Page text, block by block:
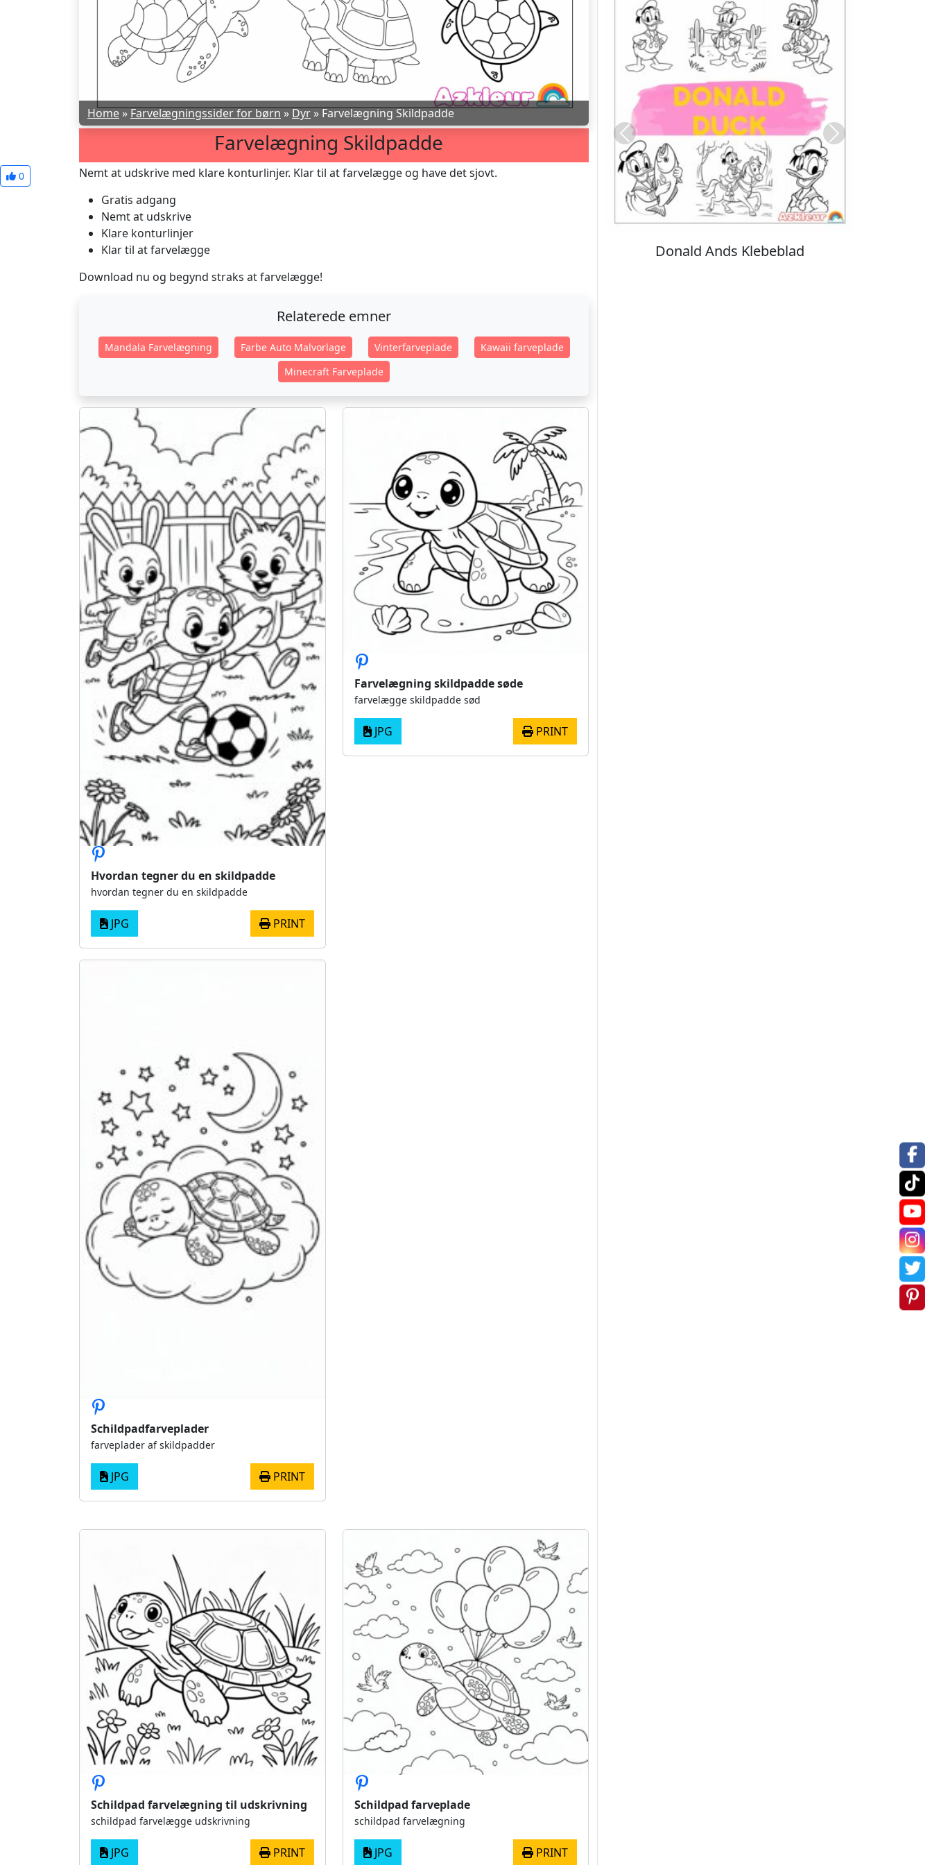
Home»Farvelægningssider for børn»Dyr»Farvelægning Skildpadde
Farvelægning Skildpadde
0
Nemt at udskrive med klare konturlinjer. Klar til at farvelægge og have det sjovt.
Gratis adgang
Nemt at udskrive
Klare konturlinjer
Klar til at farvelægge
Download nu og begynd straks at farvelægge!
Relaterede emner
Mandala Farvelægning Farbe Auto Malvorlage Vinterfarveplade
Kawaii farveplade
Minecraft Farveplade
Hvordan tegner du en skildpadde
hvordan tegner du en skildpadde
JPG PRINT
Farvelægning skildpadde søde
farvelægge skildpadde sød
JPG PRINT
Schildpadfarveplader
farveplader af skildpadder
JPG PRINT
Schildpad farvelægning til udskrivning
schildpad farvelægge udskrivning
JPG PRINT
Schildpad farveplade
schildpad farvelægning
JPG PRINT
Stitch Farvelægning
Previous Next